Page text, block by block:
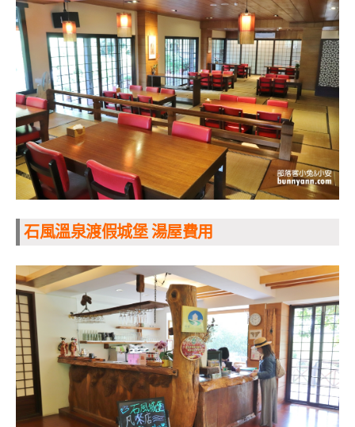
石風溫泉渡假城堡 湯屋費用